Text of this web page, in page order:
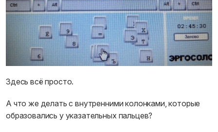
Здесь всё просто.
А что же делать с внутренними колонками, которые
образовались у указательных пальцев?